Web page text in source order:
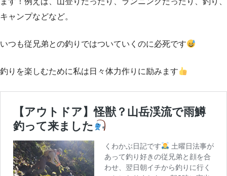
キャンプなどなど。
いつも従兄弟との釣りではついていくのに必死です
釣りを楽しむために私は日々体力作りに励みます